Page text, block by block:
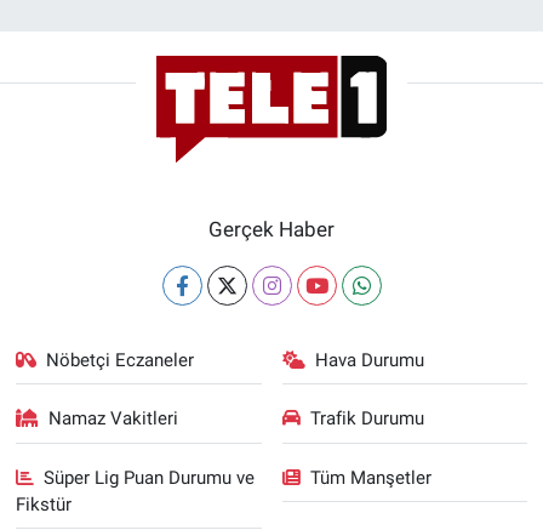
Gerçek Haber
Nöbetçi Eczaneler Hava Durumu
Namaz Vakitleri Trafik Durumu
Süper Lig Puan Durumu ve
Fikstür
Tüm Manşetler